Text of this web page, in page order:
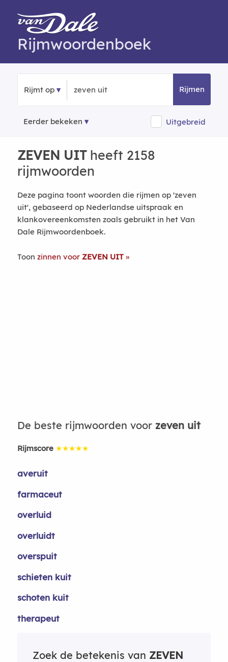
Rijmwoordenboek
Rijmt op Rijmen
Eerder bekeken Uitgebreid
ZEVEN UITheeft 2158
rijmwoorden
Deze pagina toont woorden die rijmen op 'zeven
uit', gebaseerd op Nederlandse uitspraak en
klankovereenkomsten zoals gebruikt in het Van
Dale Rijmwoordenboek.
Toon zinnen voor ZEVEN UIT
De beste rijmwoorden voor zeven uit
Rijmscore ★★★★★
averuit
farmaceut
overluid
overluidt
overspuit
schieten kuit
schoten kuit
therapeut
Zoek de betekenis van ZEVEN